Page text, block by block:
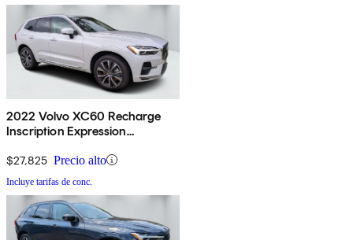
2022 Volvo XC60 Recharge
Inscription Expression
$27,825 Precio alto
Incluye tarifas de conc.